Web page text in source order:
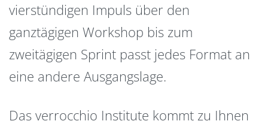
vierstündigen Impuls über den
ganztägigen Workshop bis zum
zweitägigen Sprint passt jedes Format an
eine andere Ausgangslage.
Das verrocchio Institute kommt zu Ihnen